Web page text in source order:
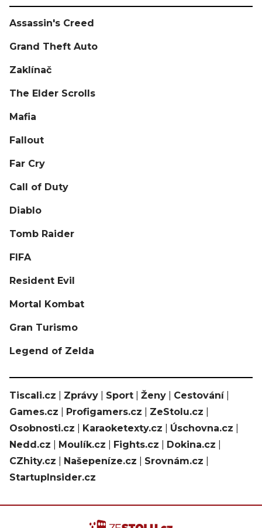
Assassin's Creed
Grand Theft Auto
Zaklínač
The Elder Scrolls
Mafia
Fallout
Far Cry
Call of Duty
Diablo
Tomb Raider
FIFA
Resident Evil
Mortal Kombat
Gran Turismo
Legend of Zelda
Tiscali.cz Zprávy Sport Ženy Cestování|
Games.cz
Profigamers.cz ZeStolu.cz
Osobnosti.cz
Karaoketexty.cz Úschovna.cz
Nedd.cz
Moulík.cz Fights.cz Dokina.cz
CZhity.cz
Našepeníze.cz Srovnám.cz
StartupInsider.cz